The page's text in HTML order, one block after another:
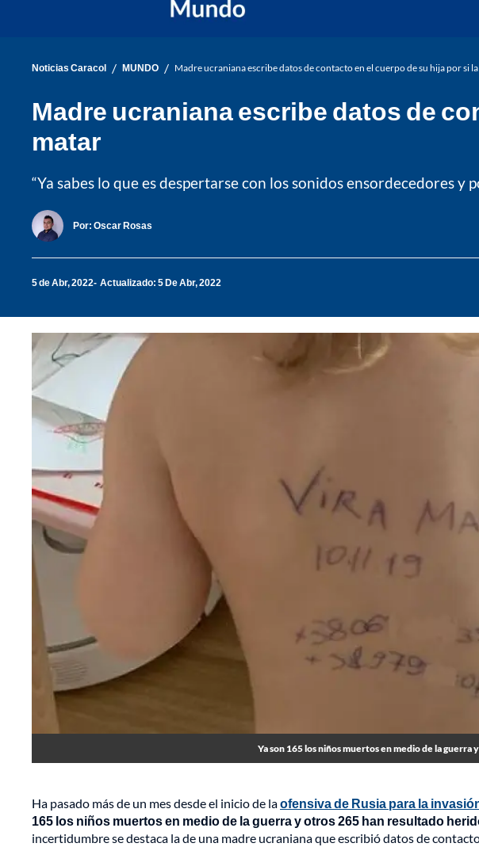
Noticias Caracol / MUNDO / Madre ucraniana escribe datos de contacto en el cuerpo de su hija por si
Madre ucraniana escribe datos de
matar
“Ya sabes lo que es despertarse con los sonidos ensordecedores
Por: Oscar Rosas
5 de Abr, 2022 Actualizado: 5 De Abr, 2022
Ya son 165 los niños muertos en medio de la
Ha pasado más de un mes desde el inicio de laofensiva de Rusia para la
165 los niños muertos en medio de la guerra y otros 265 han resultado
incertidumbre se destaca la de una madre ucraniana que escribió datos de